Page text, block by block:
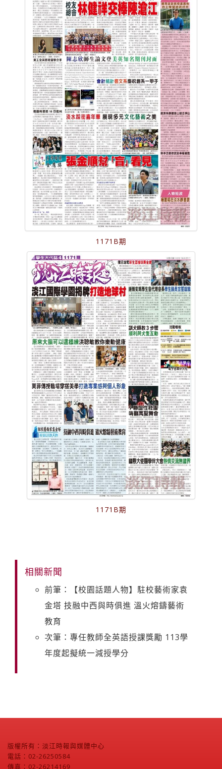
1171B期
1171B期
相關新聞
前筆：【校園話題人物】駐校藝術家袁
金塔 技融中西與時俱進 溫火熔鑄藝術
教育
次筆：專任教師全英語授課獎勵 113學
年度起擬統一減授學分
版權所有：淡江時報與媒體中心
電話：02-26250584
傳真：02-26214169